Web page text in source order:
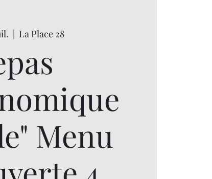
  |
La Place 28
Menu